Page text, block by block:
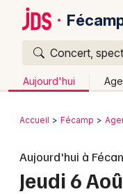
Concert,
Aujourd'hui
Publier un
Colmar
Retour
Accueil Fécamp
Aujourd'hui à
Jeudi 6
Quoi ?
Où ?
Haute-Normandie
Changer de lieu